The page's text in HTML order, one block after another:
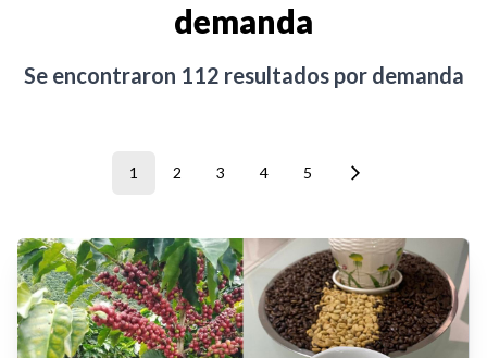
demanda
Se encontraron 112 resultados por demanda
1 2 3 4 5